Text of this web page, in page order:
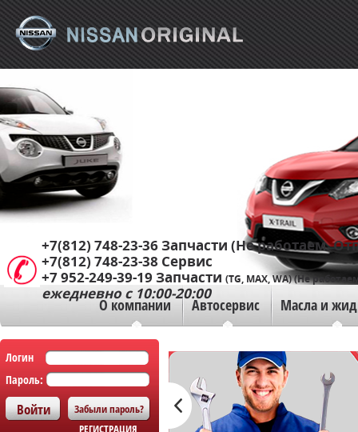
О компании Автосервис Масла и
+7(812) 748-23-36 Запчасти (Не работаем.
+7(812) 748-23-38 Сервис
+7 952-249-39-19 Запчасти (TG, MAX, WA) (Не
ежедневно с 10:00-20:00
Логин
Пароль:
Забыли пароль?
РЕГИСТРАЦИЯ